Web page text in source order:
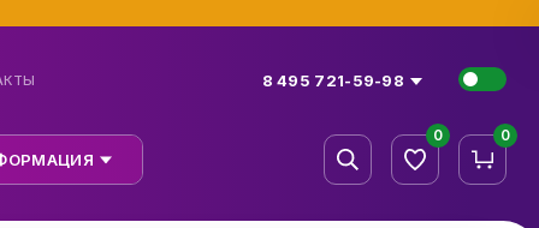
8 495 721-59-98
0 0